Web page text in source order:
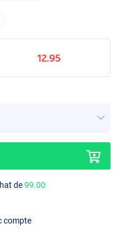
12.95
de99.00
compte